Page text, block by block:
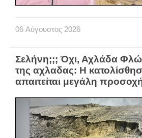
06 Αύγουστος 2026
Σελήνη;;; Όχι, Αχλάδα
της αχλαδας: Η
απαιτείται μεγάλη